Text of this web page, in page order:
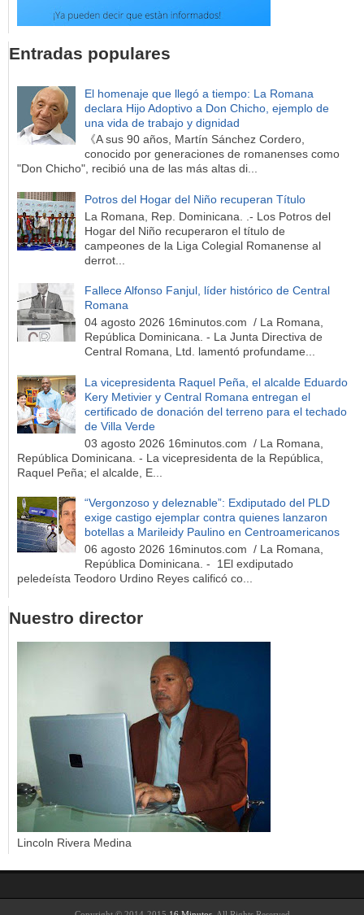
Entradas populares
El homenaje que llegó a tiempo: La Romana
declara Hijo Adoptivo a Don Chicho, ejemplo de
una vida de trabajo y dignidad
《A sus 90 años, Martín Sánchez Cordero,
conocido por generaciones de romanenses como
"Don Chicho", recibió una de las más altas di...
Potros del Hogar del Niño recuperan Título
La Romana, Rep. Dominicana. .- Los Potros del
Hogar del Niño recuperaron el título de
campeones de la Liga Colegial Romanense al
derrot...
Fallece Alfonso Fanjul, líder histórico de Central
Romana
04 agosto 2026 16minutos.com / La Romana,
República Dominicana. - La Junta Directiva de
Central Romana, Ltd. lamentó profundame...
La vicepresidenta Raquel Peña, el alcalde Eduardo
Kery Metivier y Central Romana entregan el
certificado de donación del terreno para el techado
de Villa Verde
03 agosto 2026 16minutos.com / La Romana,
República Dominicana. - La vicepresidenta de la República,
Raquel Peña; el alcalde, E...
“Vergonzoso y deleznable”: Exdiputado del PLD
exige castigo ejemplar contra quienes lanzaron
botellas a Marileidy Paulino en Centroamericanos
06 agosto 2026 16minutos.com / La Romana,
República Dominicana. - 1El exdiputado
peledeísta Teodoro Urdino Reyes calificó co...
Nuestro director
Lincoln Rivera Medina